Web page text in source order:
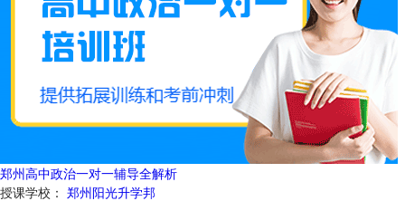
郑州高中政治一对一辅导全解析
授课学校： 郑州阳光升学邦